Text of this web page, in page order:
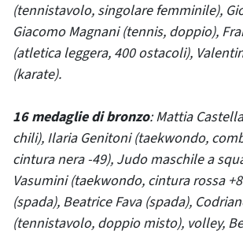
(tennistavolo, singolare femminile),
Giacomo Magnani (tennis, doppio),
(atletica leggera, 400 ostacoli),
(karate).
16 medaglie di bronzo: Mattia
chili), Ilaria Genitoni (taekwondo,
cintura nera -49), Judo maschile a
Vasumini (taekwondo, cintura rossa
(spada), Beatrice Fava (spada),
(tennistavolo, doppio misto), volley,